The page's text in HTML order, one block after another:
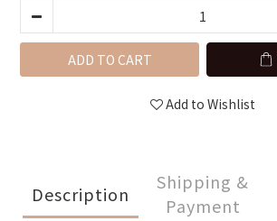
ADD TO CART
Add to Wishlist
Description
Shipping &
Payment